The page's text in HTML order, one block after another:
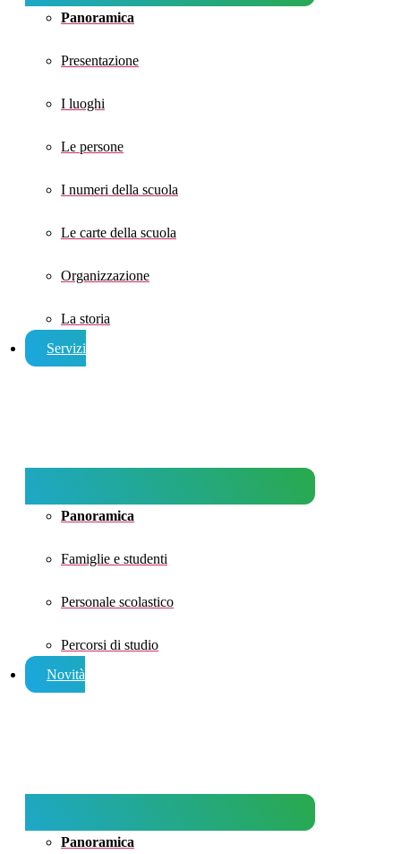
Panoramica
Presentazione
I luoghi
Le persone
I numeri della scuola
Le carte della scuola
Organizzazione
La storia
Servizi
Panoramica
Famiglie e studenti
Personale scolastico
Percorsi di studio
Novità
Panoramica